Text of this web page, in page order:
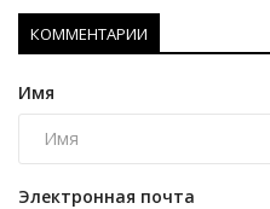
КОММЕНТАРИИ
Имя
Электронная почта